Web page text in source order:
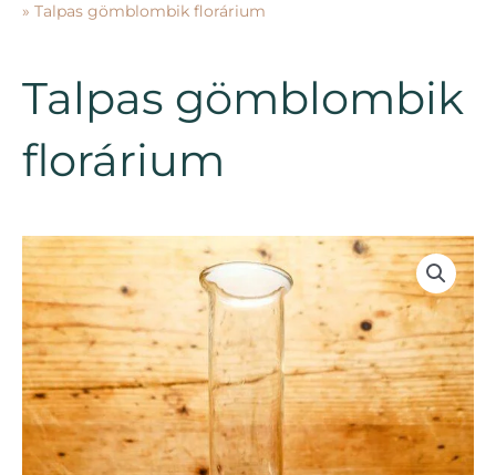
» Talpas gömblombik florárium
Talpas gömblombik
florárium